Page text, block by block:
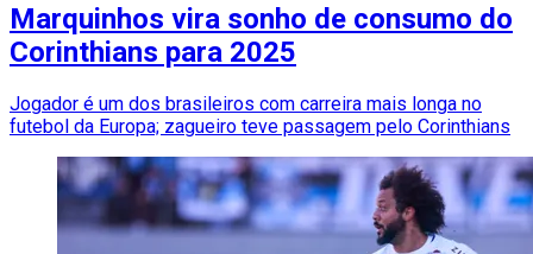
Marquinhos vira sonho de consumo do
Corinthians para 2025
Jogador é um dos brasileiros com carreira mais longa no
futebol da Europa; zagueiro teve passagem pelo Corinthians